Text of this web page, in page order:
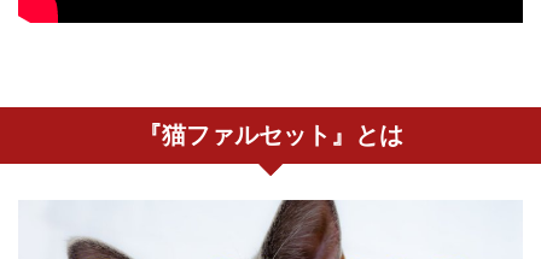
『猫ファルセット』とは